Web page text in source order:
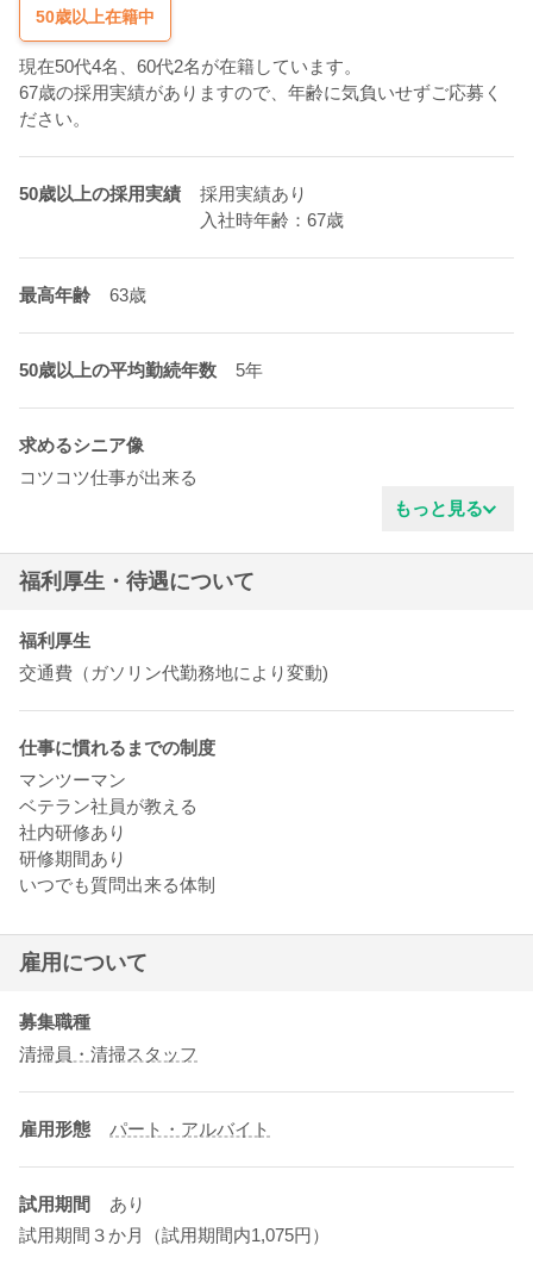
50歳以上在籍中
現在50代4名、60代2名が在籍しています。
67歳の採用実績がありますので、年齢に気負いせずご応募く
ださい。
50歳以上の採用実績
採用実績あり
入社時年齢：67歳
最高年齢 63歳
50歳以上の平均勤続年数 5年
求めるシニア像
コツコツ仕事が出来る
明るいタイプ
技術力がある
責任感がある
もっと見る
福利厚生・待遇について
福利厚生
交通費（ガソリン代勤務地により変動)
仕事に慣れるまでの制度
マンツーマン
ベテラン社員が教える
社内研修あり
研修期間あり
いつでも質問出来る体制
雇用について
募集職種
清掃員・清掃スタッフ
雇用形態 パート・アルバイト
試用期間
あり
試用期間３か月（試用期間内1,075円）